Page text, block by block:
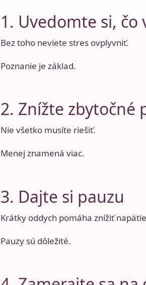
1. Uvedomte si, čo
Bez toho neviete stres ovplyvniť.
Poznanie je základ.
2. Znížte zbytočné
Nie všetko musíte riešiť.
Menej znamená viac.
3. Dajte si pauzu
Krátky oddych pomáha znížiť
Pauzy sú dôležité.